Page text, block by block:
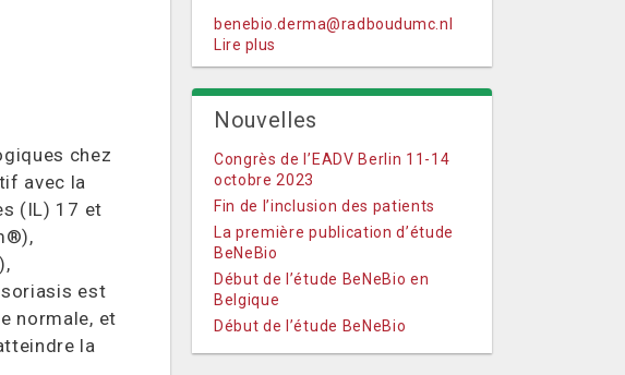
chez
avec la
(IL) 17 et
est
normale, et
la
benebio.derma@radboudumc.nl
Lire plus
Nouvelles
Congrès de l’EADV Berlin 11-14
octobre 2023
Fin de l’inclusion des patients
La première publication d’étude
BeNeBio
Début de l’étude BeNeBio en
Belgique
Début de l’étude BeNeBio